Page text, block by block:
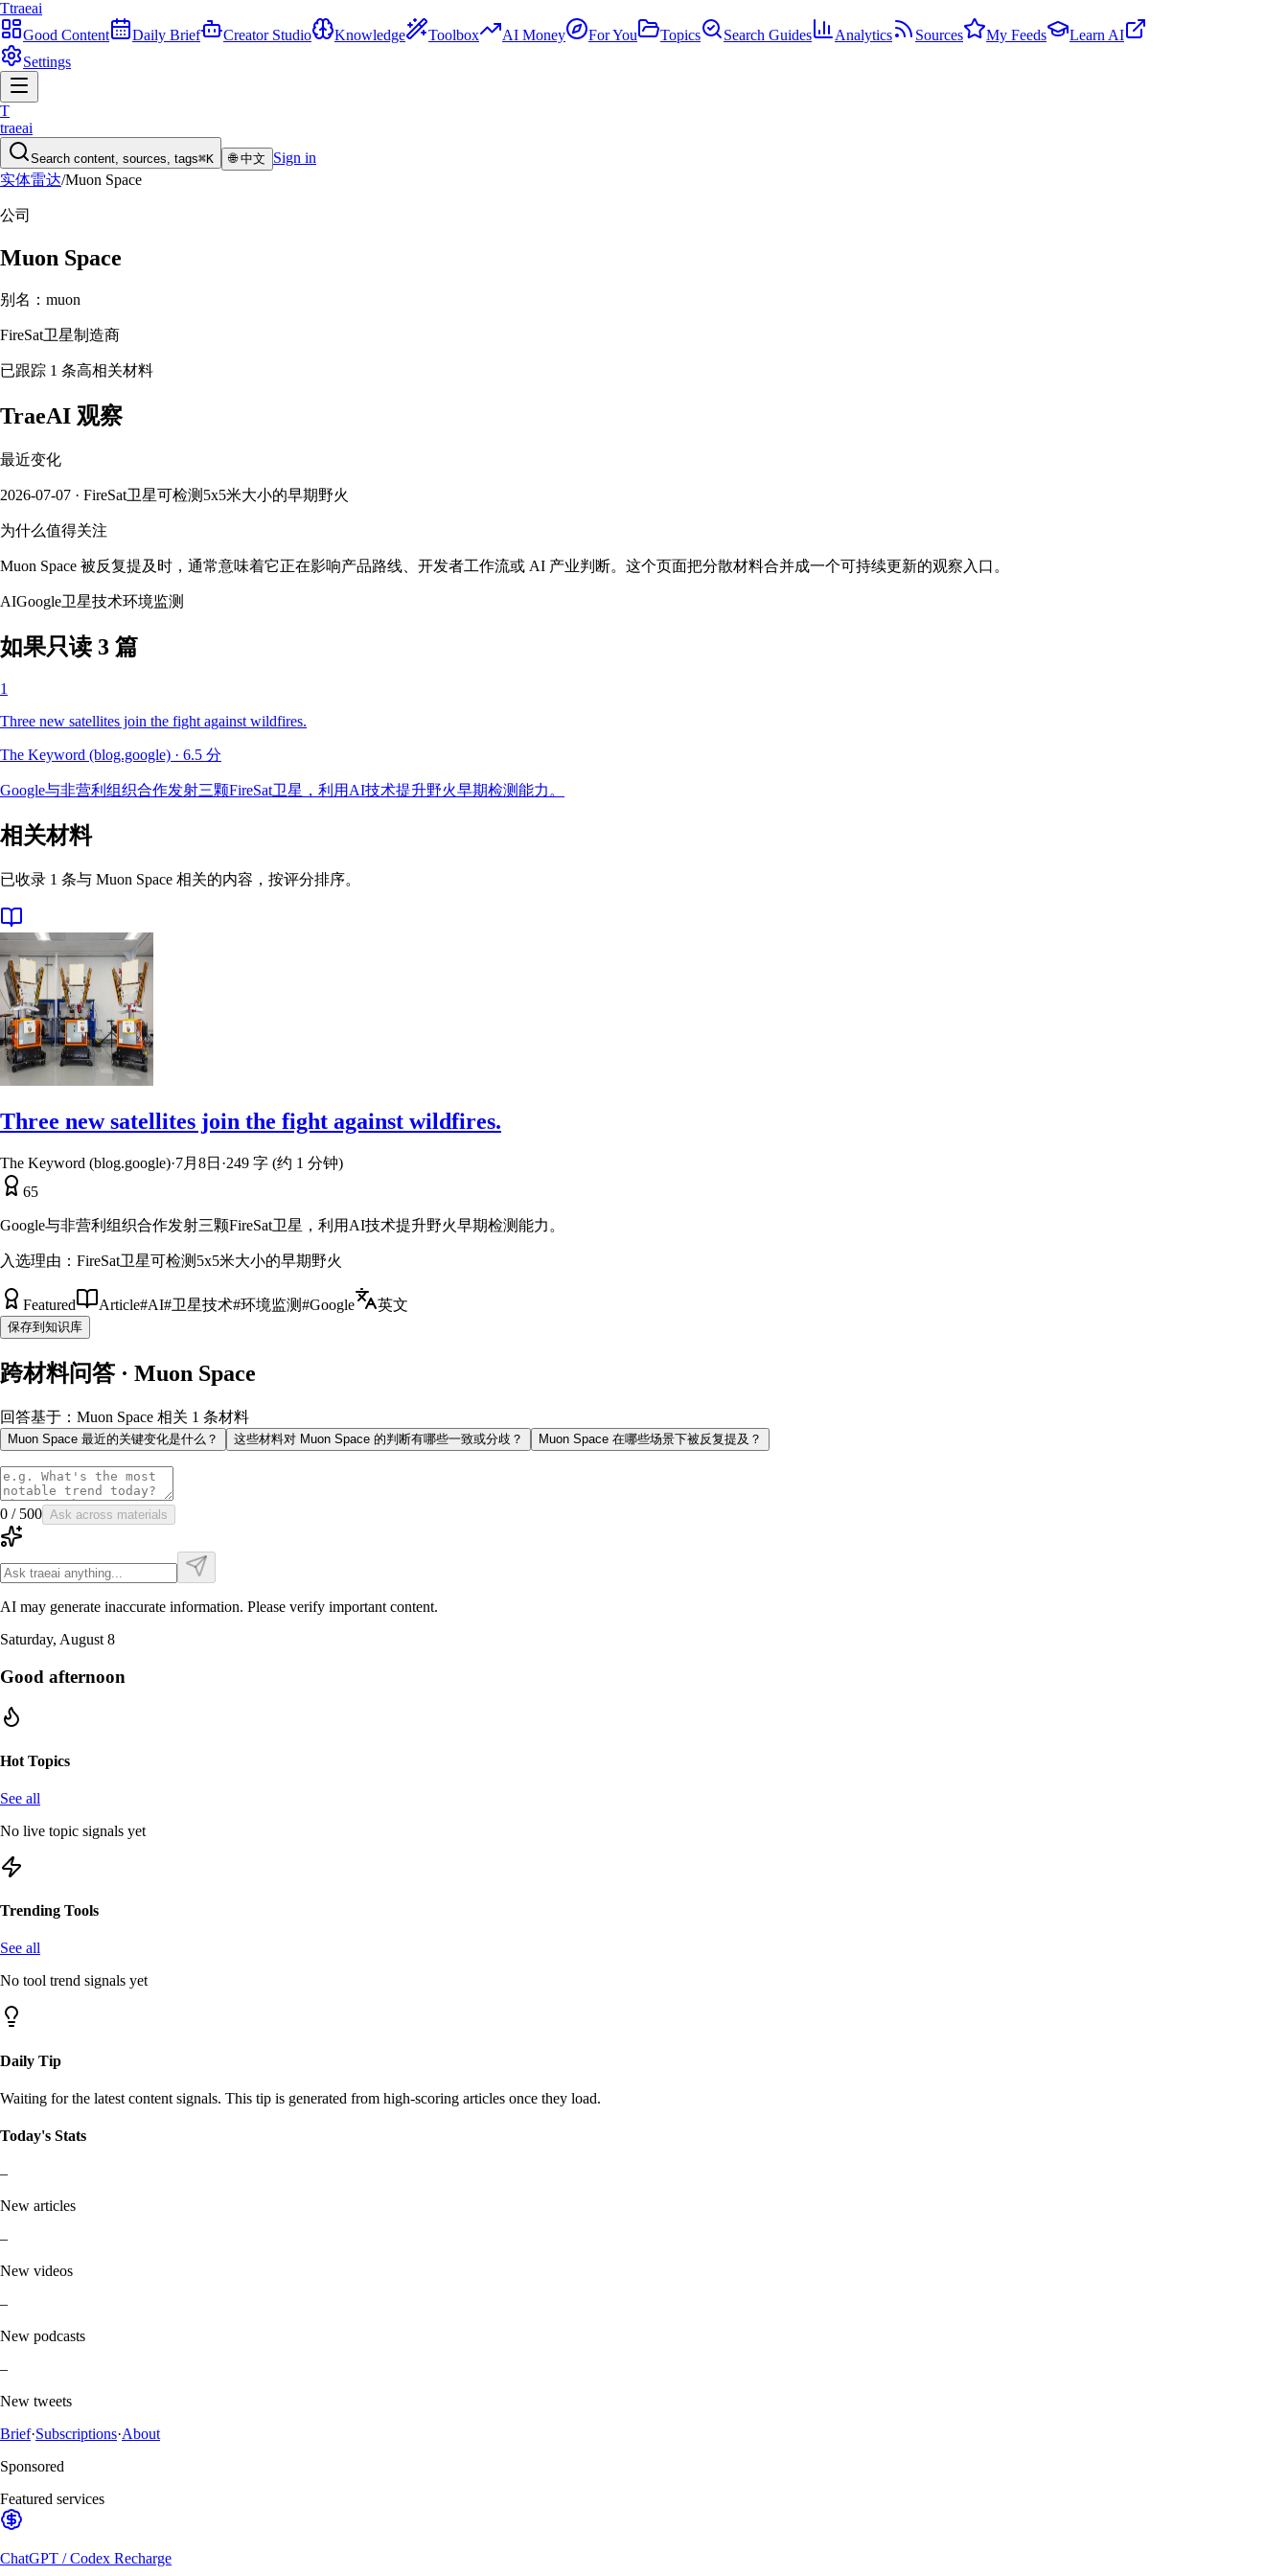
Ttraeai
Good Content
Daily Brief Creator Studio Knowledge Toolbox AI Money For You Topics Search Guides Analytics Sources My Feeds
Learn AI
Settings
T
traeai
Search content, sources, tags⌘K 🌐中文
Sign in
实体雷达/Muon Space
公司
Muon Space
别名： muon
FireSat卫星制造商
已跟踪 1 条高相关材料
TraeAI 观察
最近变化
2026-07-07 · FireSat卫星可检测5x5米大小的早期野火
为什么值得关注
Muon Space 被反复提及时，通常意味着它正在影响产品路线、开发者工作流或 AI 产业判断。这个页面把分散材料合并成一个可持续更新的观察入口。
AIGoogle卫星技术环境监测
如果只读 3 篇
1
Three new satellites join the fight against wildfires.
The Keyword (blog.google) · 6.5 分
Google与非营利组织合作发射三颗FireSat卫星，利用AI技术提升野火早期检测能力。
相关材料
已收录 1 条与 Muon Space 相关的内容，按评分排序。
Three new satellites join the fight against wildfires.
The Keyword (blog.google)·7月8日 ·249 字 (约 1 分钟)
65
Google与非营利组织合作发射三颗FireSat卫星，利用AI技术提升野火早期检测能力。
入选理由： FireSat卫星可检测5x5米大小的早期野火
Featured Article#AI#卫星技术#环境监测#Google 英文
保存到知识库
跨材料问答 · Muon Space
回答基于：Muon Space 相关 1 条材料
Muon Space 最近的关键变化是什么？ 这些材料对 Muon Space 的判断有哪些一致或分歧？ Muon Space 在哪些场景下被反复提及？
0 / 500 Ask across materials
AI may generate inaccurate information. Please verify important content.
Saturday, August 8
Good afternoon
Hot Topics
See all
No live topic signals yet
Trending Tools
See all
No tool trend signals yet
Daily Tip
Waiting for the latest content signals. This tip is generated from high-scoring articles once they load.
Today's Stats
–
New articles
–
New videos
–
New podcasts
–
New tweets
Brief·Subscriptions·About
Sponsored
Featured services
ChatGPT / Codex Recharge